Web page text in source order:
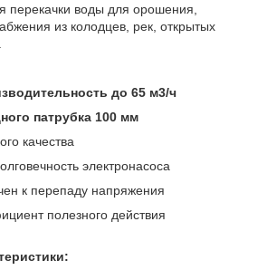
перекачки воды для орошения,
из колодцев, рек, открытых
до 65 м3/ч
патрубка 100 мм
качества
электронасоса
к перепаду напряжения
полезного действия